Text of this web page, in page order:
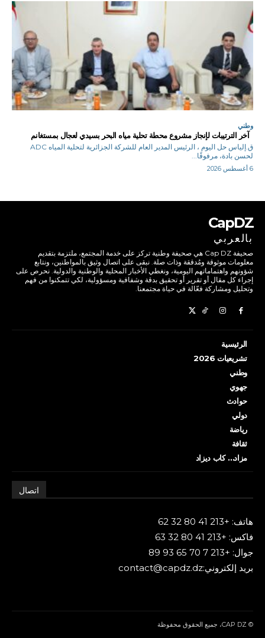
وطني
آخر الترتيبات لإنجاز مشروع محطة تحلية مياه البحر بسيدي لعجال بمستغانم
ق.إلياس حل اليوم ، الرئيس المدير العام للشركة الجزائرية لتحلية المياه ADC
لحسن بادة، مرفوقًا...
6 أغسطس 2026
CapDZ
بالعربي
صحيفة Cap DZ هي صحيفة وطنية تركز على خدمة المجتمع، ملتزمة بتقديم
معلومات موثوقة ومُدققة وذات صلة. نبقى على اتصال وثيق بالمواطنين، ونتابع
شؤونهم واهتماماتهم اليومية، ونغطي الأخبار المحلية والوطنية والدولية. نحرص على
إجراء كل مقال أو تقرير أو تحقيق بدقة وشفافية ومسؤولية، لكي تتمكنوا من فهم
وتحليل ومشاركة فعّالة في حياة مجتمعنا.
الرئيسية
تشريعيات 2026
وطني
جهوي
حوادث
دولي
رياضة
ثقافة
مزاد… كاب ديزاد
اتصال
هاتف: +213 41 80 32 62
فاكس: +213 41 80 32 63
جوال: +213 7 70 65 93 89
بريد إلكتروني:contact@capdz.dz
© CAP DZ، جميع الحقوق محفوظة